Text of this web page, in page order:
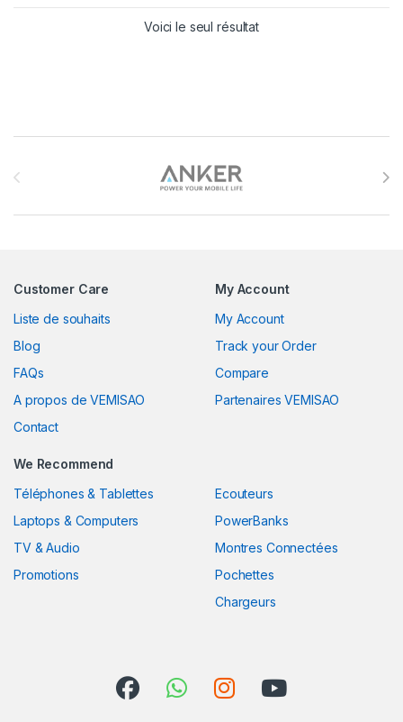
Voici le seul résultat
Customer Care
Liste de souhaits
Blog
FAQs
A propos de VEMISAO
Contact
My Account
My Account
Track your Order
Compare
Partenaires VEMISAO
We Recommend
Téléphones & Tablettes
Laptops & Computers
TV & Audio
Promotions
Ecouteurs
PowerBanks
Montres Connectées
Pochettes
Chargeurs